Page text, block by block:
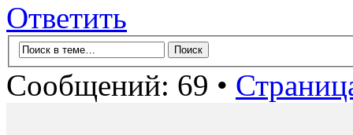
Ответить
Сообщений: 69 •